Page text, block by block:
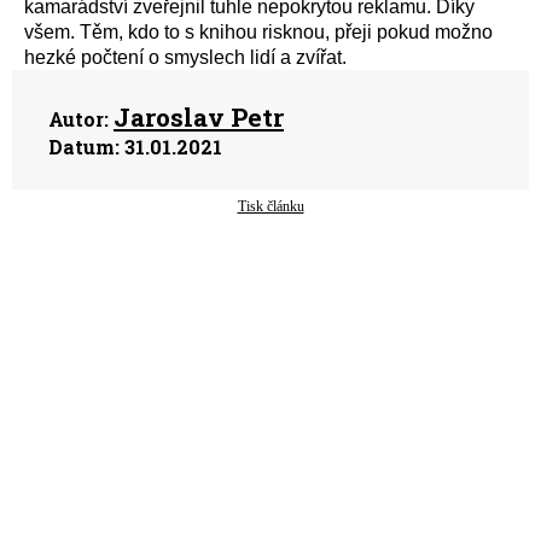
kamarádství zveřejnil tuhle nepokrytou reklamu. Díky
všem. Těm, kdo to s knihou risknou, přeji pokud možno
hezké počtení o smyslech lidí a zvířat.
Autor: Jaroslav Petr
Datum:31.01.2021
Tisk článku